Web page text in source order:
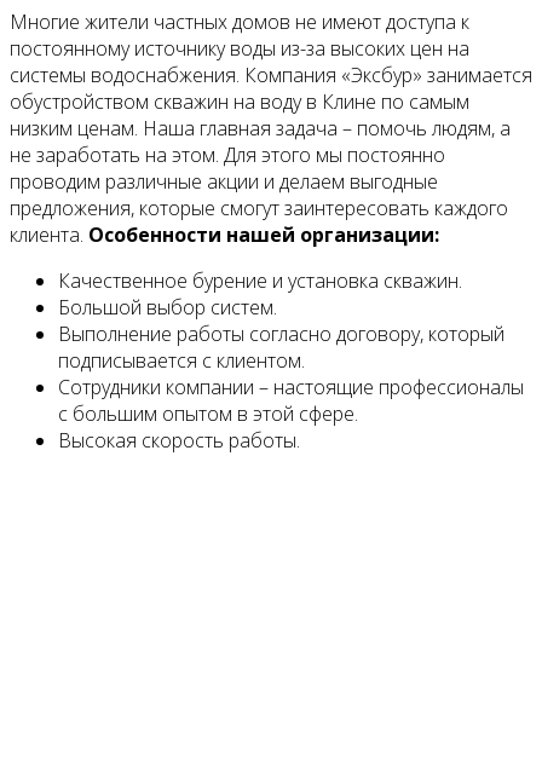
Многие жители частных домов не имеют доступа к
постоянному источнику воды из-за высоких цен на
системы водоснабжения. Компания «Эксбур» занимается
обустройством скважин на воду в Клине по самым
низким ценам. Наша главная задача – помочь людям, а
не заработать на этом. Для этого мы постоянно
проводим различные акции и делаем выгодные
предложения, которые смогут заинтересовать каждого
клиента. Особенности нашей организации:
Качественное бурение и установка скважин.
Большой выбор систем.
Выполнение работы согласно договору, который
подписывается с клиентом.
Сотрудники компании – настоящие профессионалы
с большим опытом в этой сфере.
Высокая скорость работы.